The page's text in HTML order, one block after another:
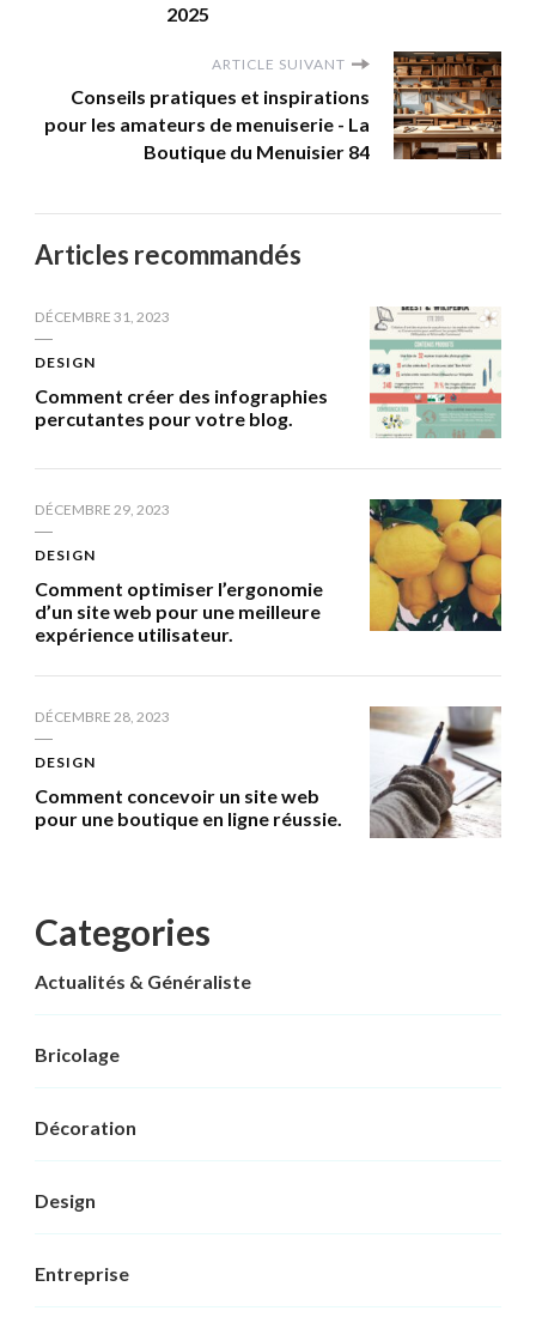
2025
ARTICLE SUIVANT
Conseils pratiques et inspirations
pour les amateurs de menuiserie - La
Boutique du Menuisier 84
Articles recommandés
DÉCEMBRE 31, 2023
DESIGN
Comment créer des infographies
percutantes pour votre blog.
DÉCEMBRE 29, 2023
DESIGN
Comment optimiser l’ergonomie
d’un site web pour une meilleure
expérience utilisateur.
DÉCEMBRE 28, 2023
DESIGN
Comment concevoir un site web
pour une boutique en ligne réussie.
Categories
Actualités & Généraliste
Bricolage
Décoration
Design
Entreprise